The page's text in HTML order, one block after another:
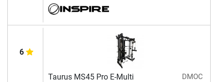
6
Taurus MS45 Pro E-Multi
DMOC